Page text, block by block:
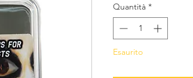
Quantità *
Esaurito